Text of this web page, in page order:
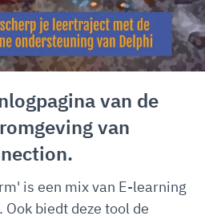
van de
van
is een mix van E-learning
biedt deze tool de